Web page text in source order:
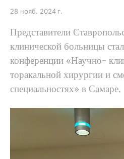
28 нояб. 2024 г.
Представители
клинической больницы
конференции «Научно-
торакальной хирургии и
специальностях» в Самаре.